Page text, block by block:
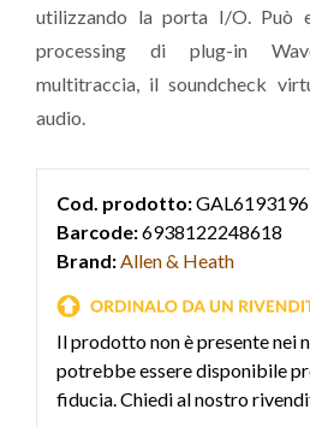
utilizzando la porta I/O. Può
processing di plug-in
multitraccia, il soundcheck
audio.
Cod. prodotto:
Barcode:6938122248618
Brand:Allen & Heath
Il prodotto non è presente nei
potrebbe essere disponibile
fiducia. Chiedi al nostro